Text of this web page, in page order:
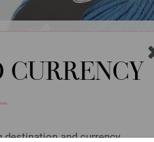
destination and currency.